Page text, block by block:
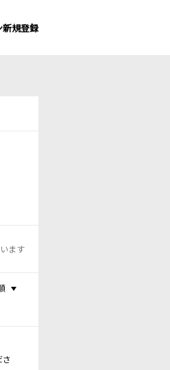
新規登録
ます